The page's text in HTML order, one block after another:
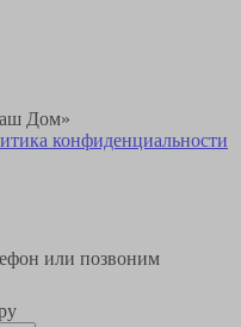
Дом»
конфиденциальности
или позвоним